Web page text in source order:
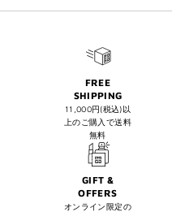
FREE
SHIPPING
11,000円(税込)以
上のご購入で送料
無料
GIFT &
OFFERS
オンライン限定の